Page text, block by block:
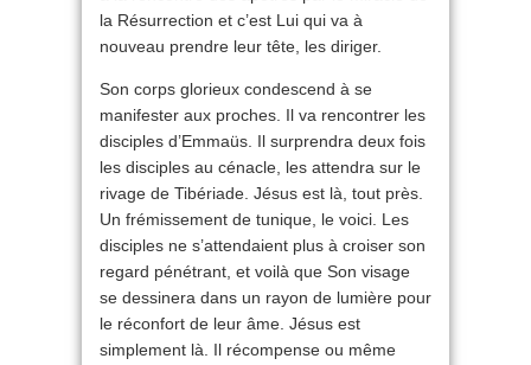
la Résurrection et c’est Lui qui va à
nouveau prendre leur tête, les diriger.
Son corps glorieux condescend à se
manifester aux proches. Il va rencontrer les
disciples d’Emmaüs. Il surprendra deux fois
les disciples au cénacle, les attendra sur le
rivage de Tibériade. Jésus est là, tout près.
Un frémissement de tunique, le voici. Les
disciples ne s’attendaient plus à croiser son
regard pénétrant, et voilà que Son visage
se dessinera dans un rayon de lumière pour
le réconfort de leur âme. Jésus est
simplement là. Il récompense ou même